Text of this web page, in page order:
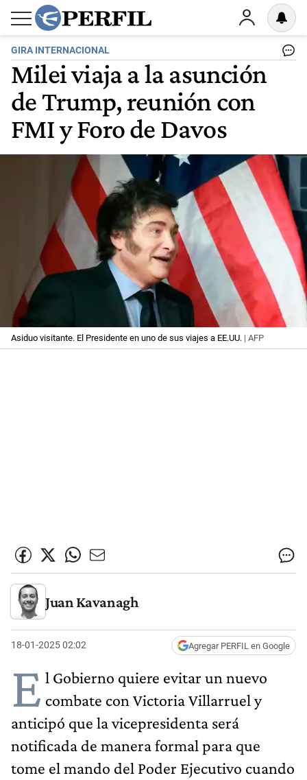
GIRA INTERNACIONAL
Milei viaja a la asunción
de Trump, reunión con
FMI y Foro de Davos
Asiduo visitante. El Presidente en uno de sus viajes a EE.UU. | AFP
Juan Kavanagh
18-01-2025 02:02 Agregar PERFIL en Google
E l Gobierno quiere evitar un nuevo
combate con Victoria Villarruel y
anticipó que la vicepresidenta será
notificada de manera formal para que
tome el mando del Poder Ejecutivo cuando